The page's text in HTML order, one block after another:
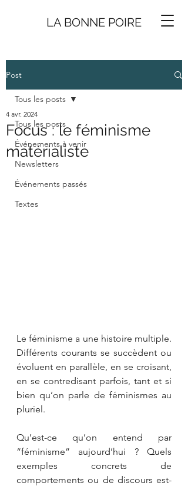
LA BONNE POIRE
Post
Tous les posts
Événements à venir
Newsletters
Événements passés
Textes
Tous les posts
Focus : le féminisme
matérialiste
4 avr. 2024
Le féminisme a une histoire multiple.
Différents courants se succèdent ou
évoluent en parallèle, en se croisant,
en se contredisant parfois, tant et si
bien qu’on parle de féminismes au
pluriel.
Qu’est-ce qu’on entend par
“féminisme” aujourd’hui ? Quels
exemples concrets de
comportements ou de discours est-